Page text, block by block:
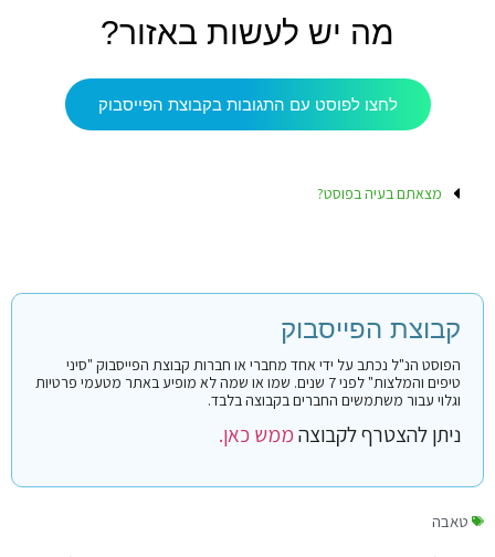
מה יש לעשות באזור?
לחצו לפוסט עם התגובות בקבוצת הפייסבוק
מצאתם בעיה בפוסט?
קבוצת הפייסבוק
הפוסט הנ"ל נכתב על ידי אחד מחברי או חברות קבוצת הפייסבוק "סיני
טיפים והמלצות" לפני 7 שנים. שמו או שמה לא מופיע באתר מטעמי פרטיות
וגלוי עבור משתמשים החברים בקבוצה בלבד.
ניתן להצטרף לקבוצהממש כאן.
טאבה